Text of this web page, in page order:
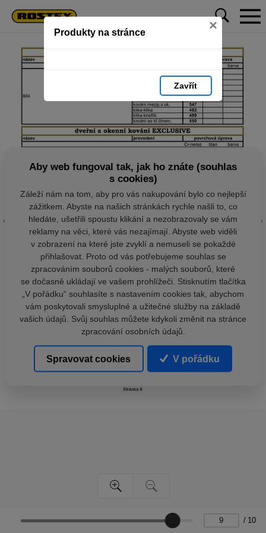
Produkty na stránce ×
Zavřít
/ 10
Aby web fungoval tak, jak ho znáte (souhlas
s cookies)
Záleží nám na tom, aby pro vás nakupování bylo co nejlepší
zážitkem. Abyste na našich stránkách rychle našli to, co
hledáte, ušetřili spoustu klikání a nezobrazovaly se vám
reklamy na věci, které vás nezajímají. Abyste web viděli
v zobrazení na které jste zvyklí a nemuseli se pokaždé
přihlašovat. Proto od vás potřebujeme souhlas se
zpracováním souborů cookies - malých souborů, které
se dočasně ukládají ve vašem prohlížeči. Stisknutím tlačítka
„V pořádku“ souhlasíte s nastavením cookies tak, abychom
vám poskytovali smysluplné a užitečné služby na základě
vašich údajů. Svůj souhlas můžete kdykoli změnit na stránce
zpracování osobních údajů.
Spravovat cookies V pořádku